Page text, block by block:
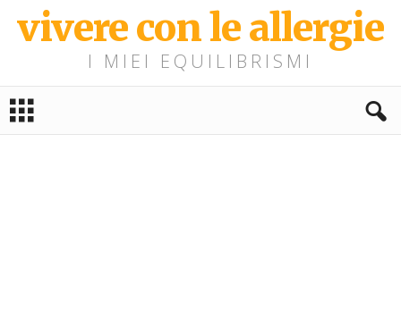
vivere con le allergie
I MIEI EQUILIBRISMI